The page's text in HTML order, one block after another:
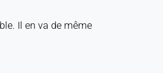
Il en va de même